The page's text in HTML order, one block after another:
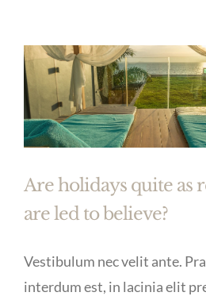
Are holidays quite as
are led to believe?
Vestibulum nec velit ante.
interdum est, in lacinia elit